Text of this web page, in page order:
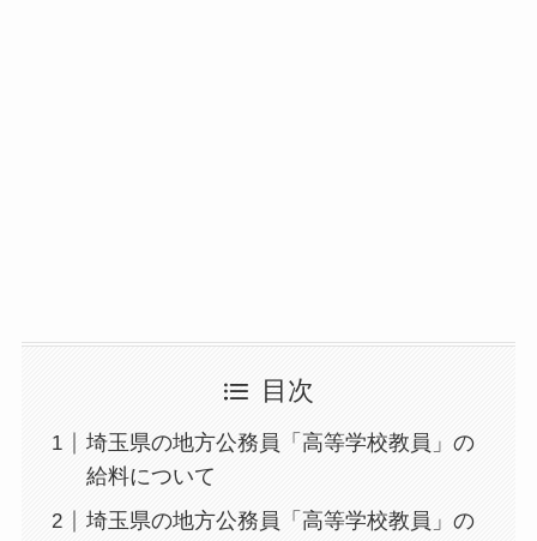
目次
埼玉県の地方公務員「高等学校教員」の
給料について
埼玉県の地方公務員「高等学校教員」の